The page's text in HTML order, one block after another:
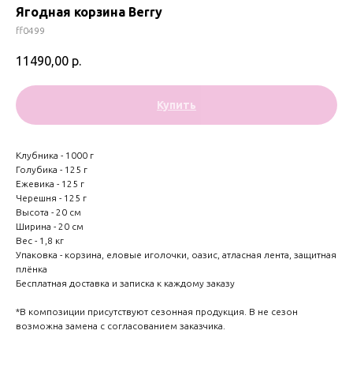
Ягодная корзина Berry
ff0499
11490,00 р.
Купить
Клубника - 1000 г
Голубика - 125 г
Ежевика - 125 г
Черешня - 125 г
Высота - 20 см
Ширина - 20 см
Вес - 1,8 кг
Упаковка - корзина, еловые иголочки, оазис, атласная лента, защитная
плёнка
Бесплатная доставка и записка к каждому заказу
*В композиции присутствуют сезонная продукция. В не сезон
возможна замена с согласованием заказчика.